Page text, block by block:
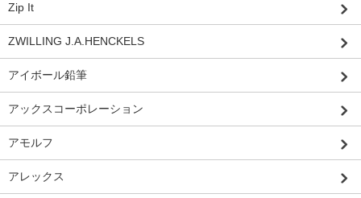
Zip It
ZWILLING J.A.HENCKELS
アイボール鉛筆
アックスコーポレーション
アモルフ
アレックス